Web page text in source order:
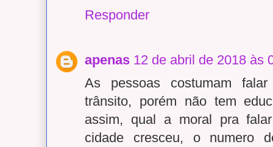
Responder
apenas 12 de abril de 2018 às
As pessoas costumam
trânsito, porém não tem
assim, qual a moral pra
cidade cresceu, o numero